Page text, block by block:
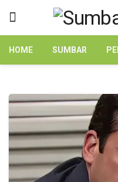
HOME SUMBAR